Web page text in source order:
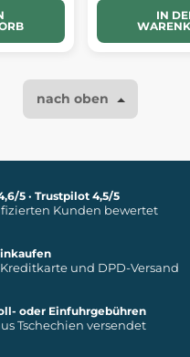
IN
nach oben
5 · Trustpilot 4,5/5
Kunden bewertet
Kreditkarte und DPD-Versand
oder Einfuhrgebühren
Tschechien versendet